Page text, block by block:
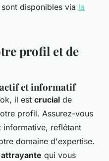
disponibles via la
profil et de
et informatif
il est crucial de
profil. Assurez-vous
informative, reflétant
domaine d'expertise.
attrayante qui vous